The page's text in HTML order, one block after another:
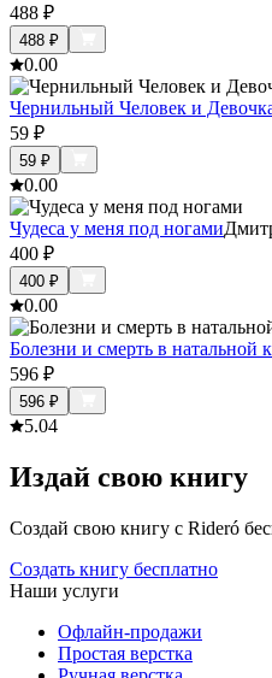
488 ₽
488 ₽
0.00
Чернильный Человек и
59 ₽
59 ₽
0.00
Чудеса у меня под ногами
400 ₽
400 ₽
0.00
Болезни и смерть в натальной
596 ₽
596 ₽
5.04
Издай свою книгу
Создай свою книгу с Rideró
Создать книгу бесплатно
Наши услуги
Офлайн-продажи
Простая верстка